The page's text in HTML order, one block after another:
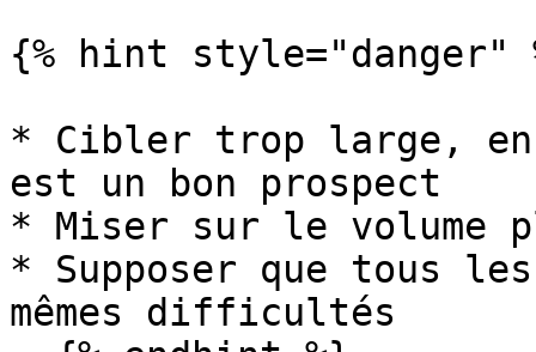
{% hint style="danger"
* Cibler trop large, en
est un bon prospect
* Miser sur le volume
* Supposer que tous
mêmes difficultés